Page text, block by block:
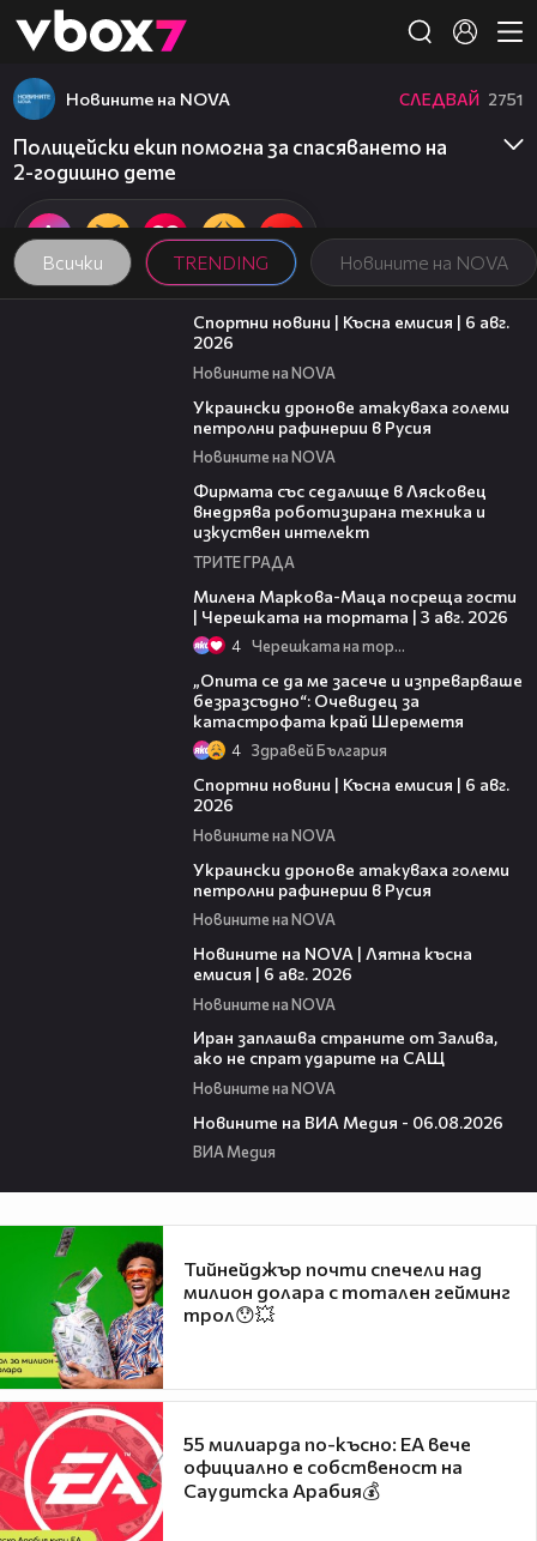
👾
Всички TRENDING Новините на NOVA
Новините на NOVA СЛЕДВАЙ 2751
Полицейски екип помогна за спасяването на
2-годишно дете
04:51
Спортни новини | Късна емисия | 6 авг.
2026
Новините на NOVA
Украински дронове атакуваха големи
петролни рафинерии в Русия
Новините на NOVA
Фирмата със седалище в Лясковец
внедрява роботизирана техника и
изкуствен интелект
ТРИТЕ ГРАДА
Милена Маркова-Маца посреща гости
| Черешката на тортата | 3 авг. 2026
4 Черешката на тортата
„Опита се да ме засече и изпреварваше
безразсъдно“: Очевидец за
катастрофата край Шереметя
4 Здравей България
Спортни новини | Късна емисия | 6 авг.
2026
Новините на NOVA
Украински дронове атакуваха големи
петролни рафинерии в Русия
Новините на NOVA
Новините на NOVA | Лятна късна
емисия | 6 авг. 2026
Новините на NOVA
Иран заплашва страните от Залива,
ако не спрат ударите на САЩ
Новините на NOVA
Новините на ВИА Медия - 06.08.2026
ВИА Медия
Тийнейджър почти спечели над
милион долара с тотален гейминг
трол😯💥
55 милиарда по-късно: EA вече
официално е собственост на
Саудитска Арабия💰